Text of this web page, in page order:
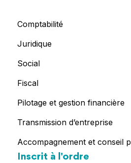
Comptabilité
Juridique
Social
Fiscal
Pilotage et gestion financière
Transmission d’entreprise
Accompagnement et conseil
Inscrit à l'ordre